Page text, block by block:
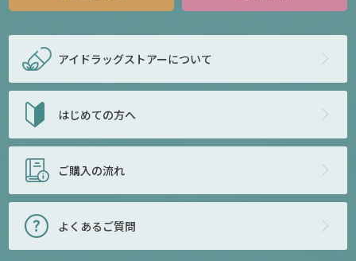
アイドラッグストアーについて
はじめての方へ
ご購入の流れ
よくあるご質問